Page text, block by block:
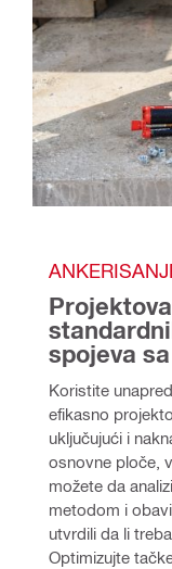
spojeva
Koristite
efikasno
uključujući i
osnovne ploče,
možete da
metodom i
utvrdili da li
Optimizujte